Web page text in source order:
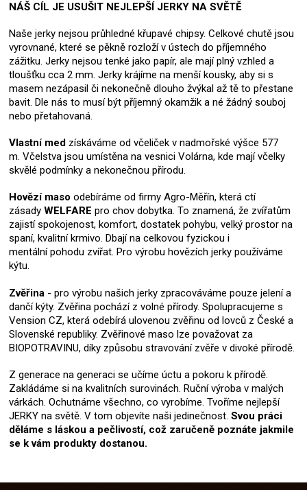
NÁŠ CÍL JE USUŠIT NEJLEPŠÍ JERKY NA SVĚTĚ
Naše jerky nejsou průhledné křupavé chipsy. Celkové chutě jsou
vyrovnané, které se pěkně rozloží v ústech do příjemného
zážitku. Jerky nejsou tenké jako papír, ale mají plný vzhled a
tloušťku cca 2 mm. Jerky krájíme na menší kousky, aby si s
masem nezápasil či nekonečně dlouho žvýkal až tě to přestane
bavit. Dle nás to musí být příjemný okamžik a né žádný souboj
nebo přetahovaná.
Vlastní med získáváme od včeliček v nadmořské výšce 577
m. Včelstva jsou umístěna na vesnici Volárna, kde mají včelky
skvělé podmínky a nekonečnou přírodu.
Hovězí maso odebíráme od firmy Agro-Měřín, která ctí
zásady WELFARE pro chov dobytka. To znamená, že zvířatům
zajistí spokojenost, komfort, dostatek pohybu, velký prostor na
spaní, kvalitní krmivo. Dbají na celkovou fyzickou i
mentální pohodu zvířat. Pro výrobu hovězích jerky používáme
kýtu.
Zvěřina - pro výrobu našich jerky zpracováváme pouze jelení a
dančí kýty. Zvěřina pochází z volné přírody. Spolupracujeme s
Vension CZ, která odebírá ulovenou zvěřinu od lovců z České a
Slovenské republiky. Zvěřinové maso lze považovat za
BIOPOTRAVINU, díky způsobu stravování zvěře v divoké přírodě.
Z generace na generaci se učíme úctu a pokoru k přírodě.
Zakládáme si na kvalitních surovinách. Ruční výroba v malých
várkách. Ochutnáme všechno, co vyrobíme. Tvoříme nejlepší
JERKY na světě. V tom objevíte naši jedinečnost. Svou práci
děláme s láskou a pečlivostí, což zaručeně poznáte jakmile
se k vám produkty dostanou.